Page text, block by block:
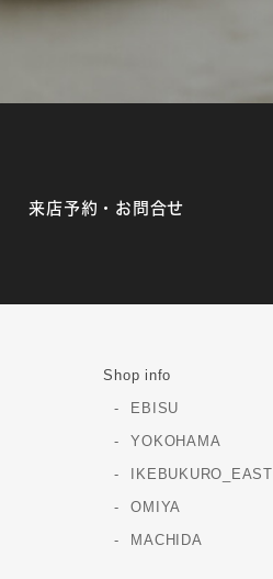
来店予約・お問合せ
Shop info
EBISU
YOKOHAMA
IKEBUKURO_EAST
OMIYA
MACHIDA